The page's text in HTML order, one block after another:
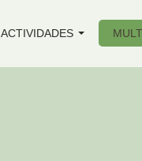
ACTIVIDADES